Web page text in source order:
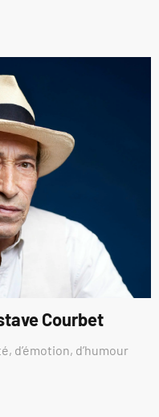
Courbet
d’émotion, d’humour